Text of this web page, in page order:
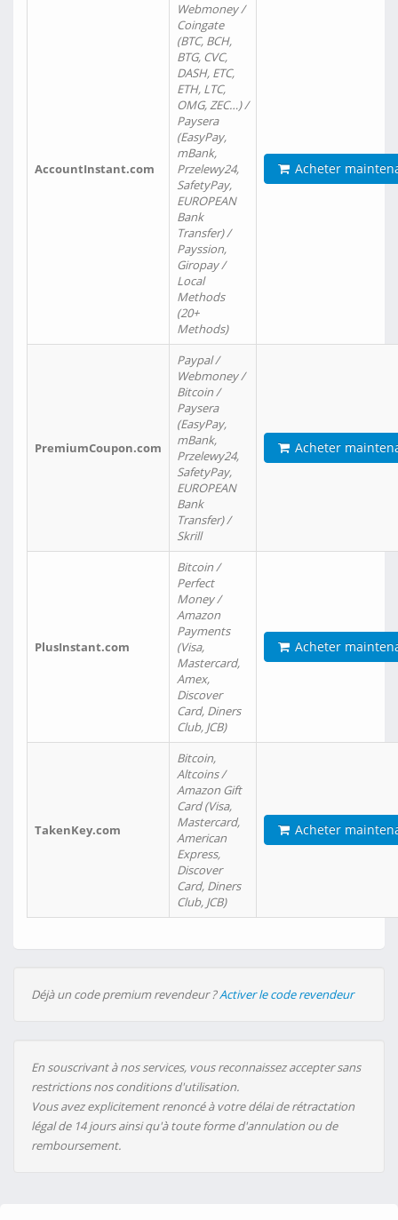
AccountInstant.com
Webmoney /
Coingate
(BTC, BCH,
BTG, CVC,
DASH, ETC,
ETH, LTC,
OMG, ZEC…) /
Paysera
(EasyPay,
mBank,
Przelewy24,
SafetyPay,
EUROPEAN
Bank
Transfer) /
Payssion,
Giropay /
Local
Methods
(20+
Methods)
Acheter
PremiumCoupon.com
Paypal /
Webmoney /
Bitcoin /
Paysera
(EasyPay,
mBank,
Przelewy24,
SafetyPay,
EUROPEAN
Bank
Transfer) /
Skrill
Acheter
PlusInstant.com
Bitcoin /
Perfect
Money /
Amazon
Payments
(Visa,
Mastercard,
Amex,
Discover
Card, Diners
Club, JCB)
Acheter
TakenKey.com
Bitcoin,
Altcoins /
Amazon Gift
Card (Visa,
Mastercard,
American
Express,
Discover
Card, Diners
Club, JCB)
Acheter
Déjà un code premium revendeur ?Activer le code revendeur
En souscrivant à nos services, vous reconnaissez accepter sans
restrictions nos conditions d'utilisation.
Vous avez explicitement renoncé à votre délai de rétractation
légal de 14 jours ainsi qu'à toute forme d'annulation ou de
remboursement.